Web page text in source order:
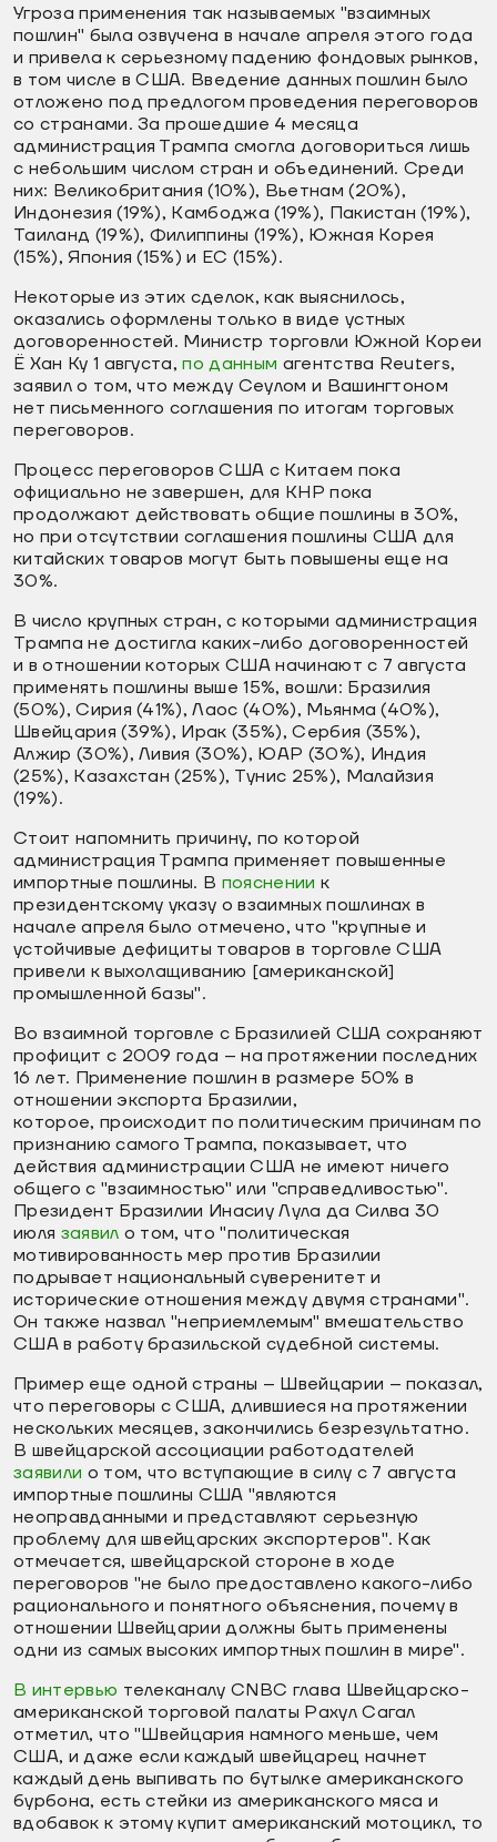
Угроза применения так называемых "взаимных
пошлин" была озвучена в начале апреля этого года
и привела к серьезному падению фондовых рынков,
в том числе в США. Введение данных пошлин было
отложено под предлогом проведения переговоров
со странами. За прошедшие 4 месяца
администрация Трампа смогла договориться лишь
с небольшим числом стран и объединений. Среди
них: Великобритания (10%), Вьетнам (20%),
Индонезия (19%), Камбоджа (19%), Пакистан (19%),
Таиланд (19%), Филиппины (19%), Южная Корея
(15%), Япония (15%) и ЕС (15%).
Некоторые из этих сделок, как выяснилось,
оказались оформлены только в виде устных
договоренностей. Министр торговли Южной Кореи
Ё Хан Ку 1 августа,по данным агентства Reuters,
заявил о том, что между Сеулом и Вашингтоном
нет письменного соглашения по итогам торговых
переговоров.
Процесс переговоров США с Китаем пока
официально не завершен, для КНР пока
продолжают действовать общие пошлины в 30%,
но при отсутствии соглашения пошлины США для
китайских товаров могут быть повышены еще на
30%.
В число крупных стран, с которыми администрация
Трампа не достигла каких-либо договоренностей
и в отношении которых США начинают с 7 августа
применять пошлины выше 15%, вошли: Бразилия
(50%), Сирия (41%), Лаос (40%), Мьянма (40%),
Швейцария (39%), Ирак (35%), Сербия (35%),
Алжир (30%), Ливия (30%), ЮАР (30%), Индия
(25%), Казахстан (25%), Тунис 25%), Малайзия
(19%).
Стоит напомнить причину, по которой
администрация Трампа применяет повышенные
импортные пошлины. В пояснении к
президентскому указу о взаимных пошлинах в
начале апреля было отмечено, что "крупные и
устойчивые дефициты товаров в торговле США
привели к выхолащиванию [американской]
промышленной базы".
Во взаимной торговле с Бразилией США сохраняют
профицит с 2009 года – на протяжении последних
16 лет. Применение пошлин в размере 50% в
отношении экспорта Бразилии,
которое, происходит по политическим причинам по
признанию самого Трампа, показывает, что
действия администрации США не имеют ничего
общего с "взаимностью" или "справедливостью".
Президент Бразилии Инасиу Лула да Силва 30
июля заявил о том, что "политическая
мотивированность мер против Бразилии
подрывает национальный суверенитет и
исторические отношения между двумя странами".
Он также назвал "неприемлемым" вмешательство
США в работу бразильской судебной системы.
Пример еще одной страны – Швейцарии – показал,
что переговоры с США, длившиеся на протяжении
нескольких месяцев, закончились безрезультатно.
В швейцарской ассоциации работодателей
заявили о том, что вступающие в силу с 7 августа
импортные пошлины США "являются
неоправданными и представляют серьезную
проблему для швейцарских экспортеров". Как
отмечается, швейцарской стороне в ходе
переговоров "не было предоставлено какого-либо
рационального и понятного объяснения, почему в
отношении Швейцарии должны быть применены
одни из самых высоких импортных пошлин в мире".
В интервью телеканалу CNBC глава Швейцарско-
американской торговой палаты Рахул Сагал
отметил, что "Швейцария намного меньше, чем
США, и даже если каждый швейцарец начнет
каждый день выпивать по бутылке американского
бурбона, есть стейки из американского мяса и
вдобавок к этому купит американский мотоцикл, то